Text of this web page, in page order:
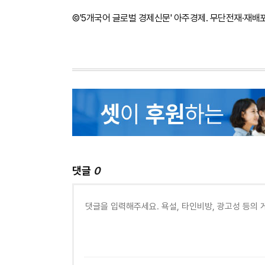
©'5개국어 글로벌 경제신문' 아주경제. 무단전재·재배
댓글 0